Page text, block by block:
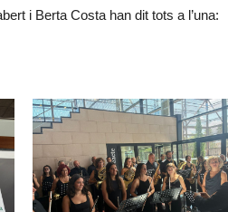
i Berta Costa han dit tots a l’una: